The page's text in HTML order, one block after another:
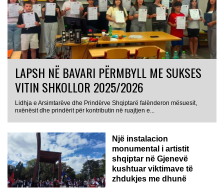
LAPSH NË BAVARI PËRMBYLL ME SUKSES
VITIN SHKOLLOR 2025/2026
Lidhja e Arsimtarëve dhe Prindërve Shqiptarë falënderon mësuesit,
nxënësit dhe prindërit për kontributin në ruajtjen e...
Një instalacion
monumental i artistit
shqiptar në Gjenevë
kushtuar viktimave të
zhdukjes me dhunë